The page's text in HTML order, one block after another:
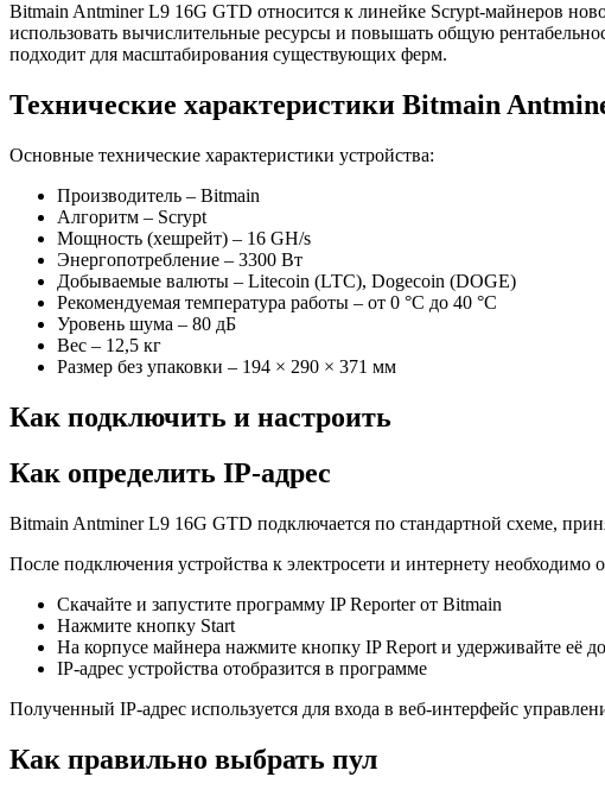
Bitmain Antminer L9 16G GTD относится к линейке Scrypt-майнеров
использовать вычислительные ресурсы и повышать общую
подходит для масштабирования существующих ферм.
Технические характеристики Bitmain
Основные технические характеристики устройства:
Производитель – Bitmain
Алгоритм – Scrypt
Мощность (хешрейт) – 16 GH/s
Энергопотребление – 3300 Вт
Добываемые валюты – Litecoin (LTC), Dogecoin (DOGE)
Рекомендуемая температура работы – от 0 °C до 40 °C
Уровень шума – 80 дБ
Вес – 12,5 кг
Размер без упаковки – 194 × 290 × 371 мм
Как подключить и настроить
Как определить IP-адрес
Bitmain Antminer L9 16G GTD подключается по стандартной схеме,
После подключения устройства к электросети и интернету необходимо
Скачайте и запустите программу IP Reporter от Bitmain
Нажмите кнопку Start
На корпусе майнера нажмите кнопку IP Report и удерживайте её до
IP-адрес устройства отобразится в программе
Полученный IP-адрес используется для входа в веб-интерфейс
Как правильно выбрать пул